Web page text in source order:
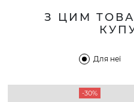
З ЦИМ
Для неї
-30%